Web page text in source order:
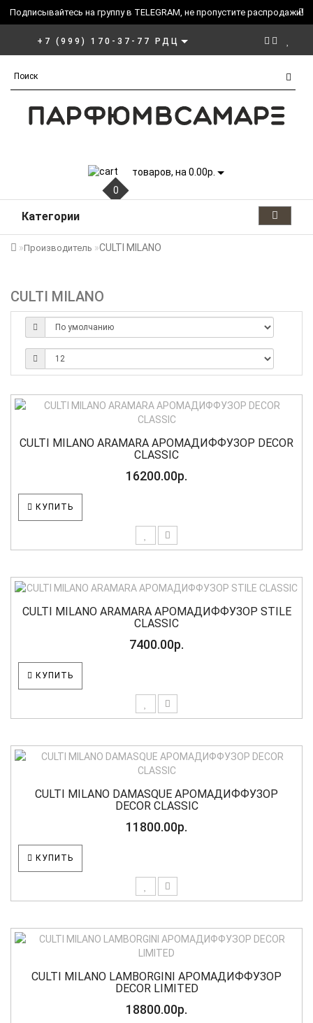
Подписывайтесь на группу в TELEGRAM, не пропустите распродажи!
+7 (999) 170-37-77 РДЦ
0
товаров, на 0.00р.
Категории
Производитель CULTI MILANO
CULTI MILANO
CULTI MILANO ARAMARA АРОМАДИФФУЗОР DECOR
CLASSIC
16200.00р.
КУПИТЬ
CULTI MILANO ARAMARA АРОМАДИФФУЗОР STILE
CLASSIC
7400.00р.
КУПИТЬ
CULTI MILANO DAMASQUE АРОМАДИФФУЗОР
DECOR CLASSIC
11800.00р.
КУПИТЬ
CULTI MILANO LAMBORGINI АРОМАДИФФУЗОР
DECOR LIMITED
18800.00р.